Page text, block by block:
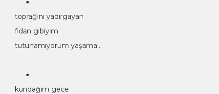
toprağını yadırgayan
fidan gibiyim
tutunamıyorum yaşama!..
kundağım gece